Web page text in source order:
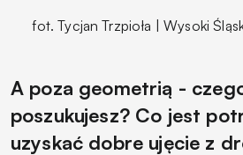
fot. Tycjan Trzpioła | Wysoki
A poza geometrią -
poszukujesz? Co jest
uzyskać dobre ujęcie z